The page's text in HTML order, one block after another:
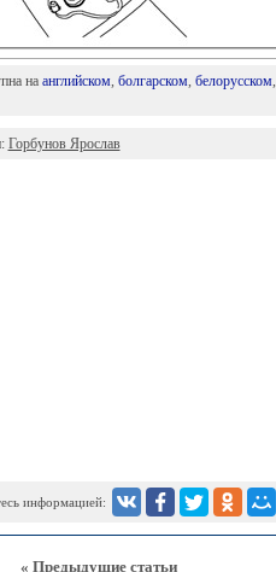
на английском, болгарском, белорусском,
Горбунов Ярослав
информацией:
« Предыдущие статьи